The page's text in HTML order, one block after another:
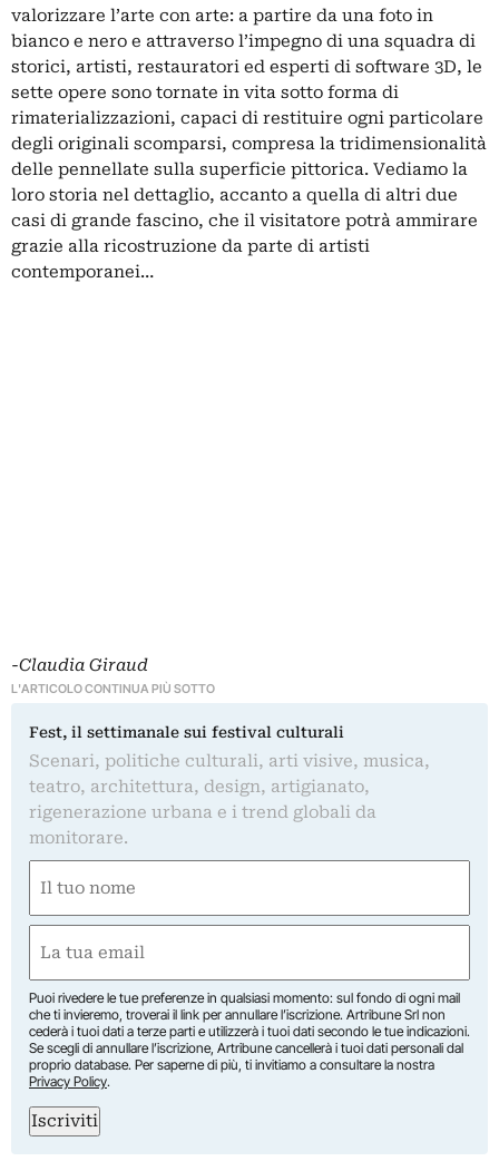
valorizzare l’arte con arte: a partire da una foto in
bianco e nero e attraverso l’impegno di una squadra di
storici, artisti, restauratori ed esperti di software 3D, le
sette opere sono tornate in vita sotto forma di
rimaterializzazioni, capaci di restituire ogni particolare
degli originali scomparsi, compresa la tridimensionalità
delle pennellate sulla superficie pittorica. Vediamo la
loro storia nel dettaglio, accanto a quella di altri due
casi di grande fascino, che il visitatore potrà ammirare
grazie alla ricostruzione da parte di artisti
contemporanei…
-Claudia Giraud
L'ARTICOLO CONTINUA PIÙ SOTTO
Fest, il settimanale sui festival culturali
Scenari, politiche culturali, arti visive, musica,
teatro, architettura, design, artigianato,
rigenerazione urbana e i trend globali da
monitorare.
(Required)
First
(Required)
Puoi rivedere le tue preferenze in qualsiasi momento: sul fondo di ogni mail
che ti invieremo, troverai il link per annullare l’iscrizione. Artribune Srl non
cederà i tuoi dati a terze parti e utilizzerà i tuoi dati secondo le tue indicazioni.
Se scegli di annullare l’iscrizione, Artribune cancellerà i tuoi dati personali dal
proprio database. Per saperne di più, ti invitiamo a consultare la nostra
Privacy Policy.
Iscriviti